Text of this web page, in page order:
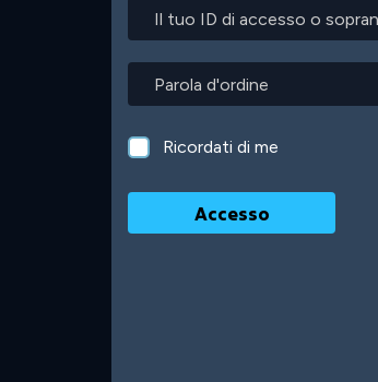
tuo
di
accesso
o
soprannome
d'ordine
Ricordati di me